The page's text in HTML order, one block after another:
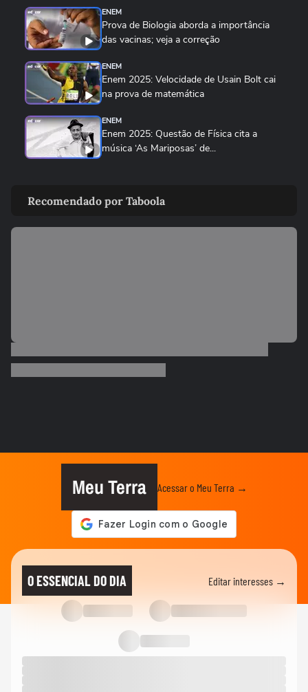
ENEM
Prova de Biologia aborda a importância
das vacinas; veja a correção
ENEM
Enem 2025: Velocidade de Usain Bolt cai
na prova de matemática
ENEM
Enem 2025: Questão de Física cita a
música ‘As Mariposas’ de...
interpretação de gráficos e...
ENEM
tema da prova de física
Acompanhe agora a correção das
questões de Linguagens e Humanas
Professores do Objetivo debatem agora
tema da Redação e 1º dia de...
Enem 2025: Redação abordou o
envelhecimento; veja se seu texto foi...
Recomendado por Taboola
Meu Terra Acessar o Meu Terra →
O ESSENCIAL DO DIA Editar interesses →